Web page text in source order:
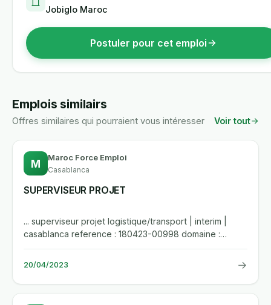
Jobiglo Maroc
Postuler pour cet emploi
Emplois similairs
Offres similaires qui pourraient vous intéresser Voir tout
M Maroc Force Emploi
Casablanca
SUPERVISEUR PROJET
... superviseur projet logistique/transport | interim |
casablanca reference : 180423-00998 domaine :
logistique secteur...
20/04/2023 →